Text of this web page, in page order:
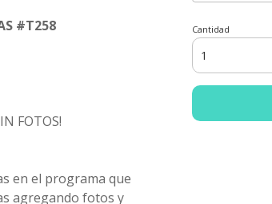
#T258
FOTOS!
en el programa que
agregando fotos y
Cantidad